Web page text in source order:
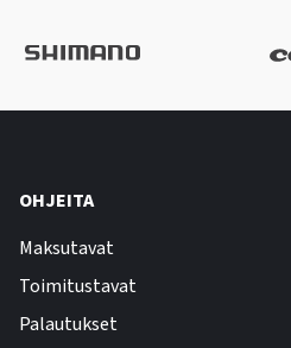
OHJEITA
Maksutavat
Toimitustavat
Palautukset